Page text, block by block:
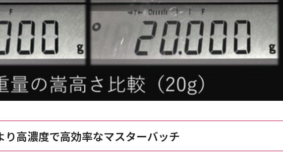
り高濃度で高効率なマスターバッチ